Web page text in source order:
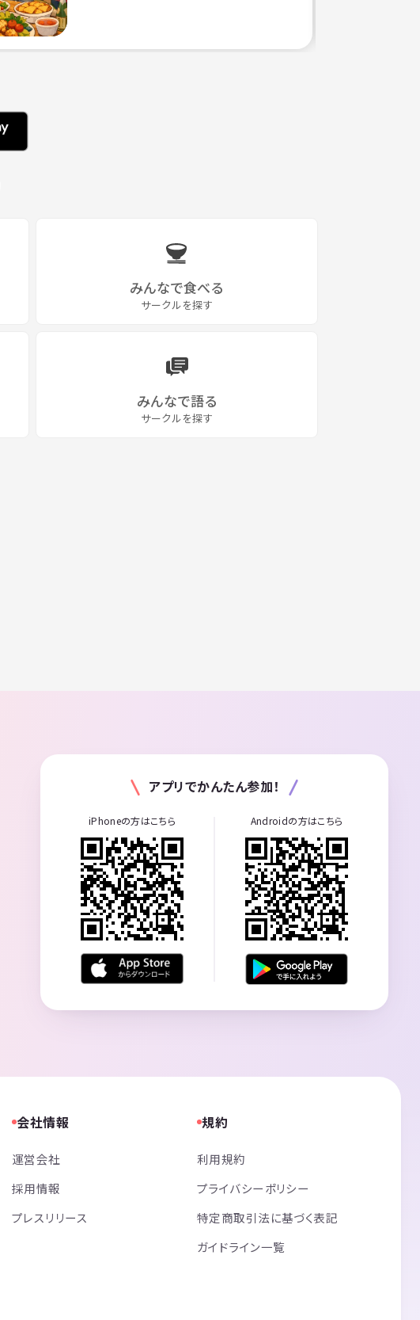
みんなで食べる
サークルを探す
みんなで語る
サークルを探す
アプリでかんたん参加！
iPhoneの方はこちら Androidの方はこちら
会社情報
運営会社
採用情報
プレスリリース
規約
利用規約
プライバシーポリシー
特定商取引法に基づく表記
ガイドライン一覧